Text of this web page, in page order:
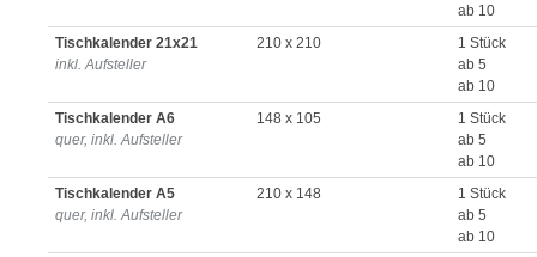
ab 10
Tischkalender 21x21
inkl. Aufsteller
210 x 210
1 Stück
ab 5
ab 10
Tischkalender A6
quer, inkl. Aufsteller
148 x 105
1 Stück
ab 5
ab 10
Tischkalender A5
quer, inkl. Aufsteller
210 x 148
1 Stück
ab 5
ab 10